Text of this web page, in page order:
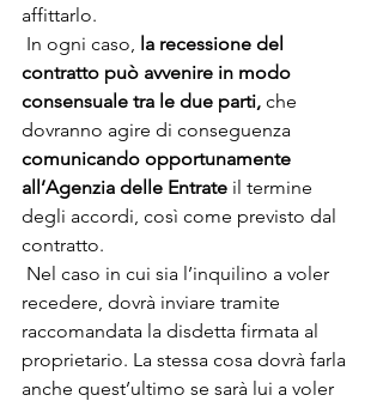
affittarlo.
In ogni caso, la recessione del
contratto può avvenire in modo
consensuale tra le due parti, che
dovranno agire di conseguenza
comunicando opportunamente
all’Agenzia delle Entrate il termine
degli accordi, così come previsto dal
contratto.
recedere, dovrà inviare tramite
raccomandata la disdetta firmata al
proprietario. La stessa cosa dovrà farla
anche quest’ultimo se sarà lui a voler